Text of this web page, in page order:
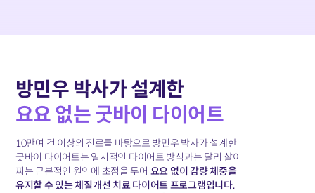
방민우 박사가 설계한
요요 없는 굿바이 다이어트
10만여 건 이상의 진료를 바탕으로 방민우 박사가 설계한
굿바이 다이어트는 일시적인 다이어트 방식과는 달리 살이
찌는 근본적인 원인에 초점을 두어 요요 없이 감량 체중을
유지할 수 있는 체질개선 치료 다이어트 프로그램입니다.